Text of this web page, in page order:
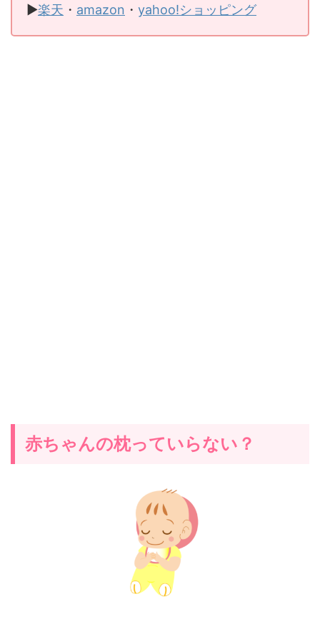
▶楽天 ・ amazon ・ yahoo!ショッピング
赤ちゃんの枕っていらない？